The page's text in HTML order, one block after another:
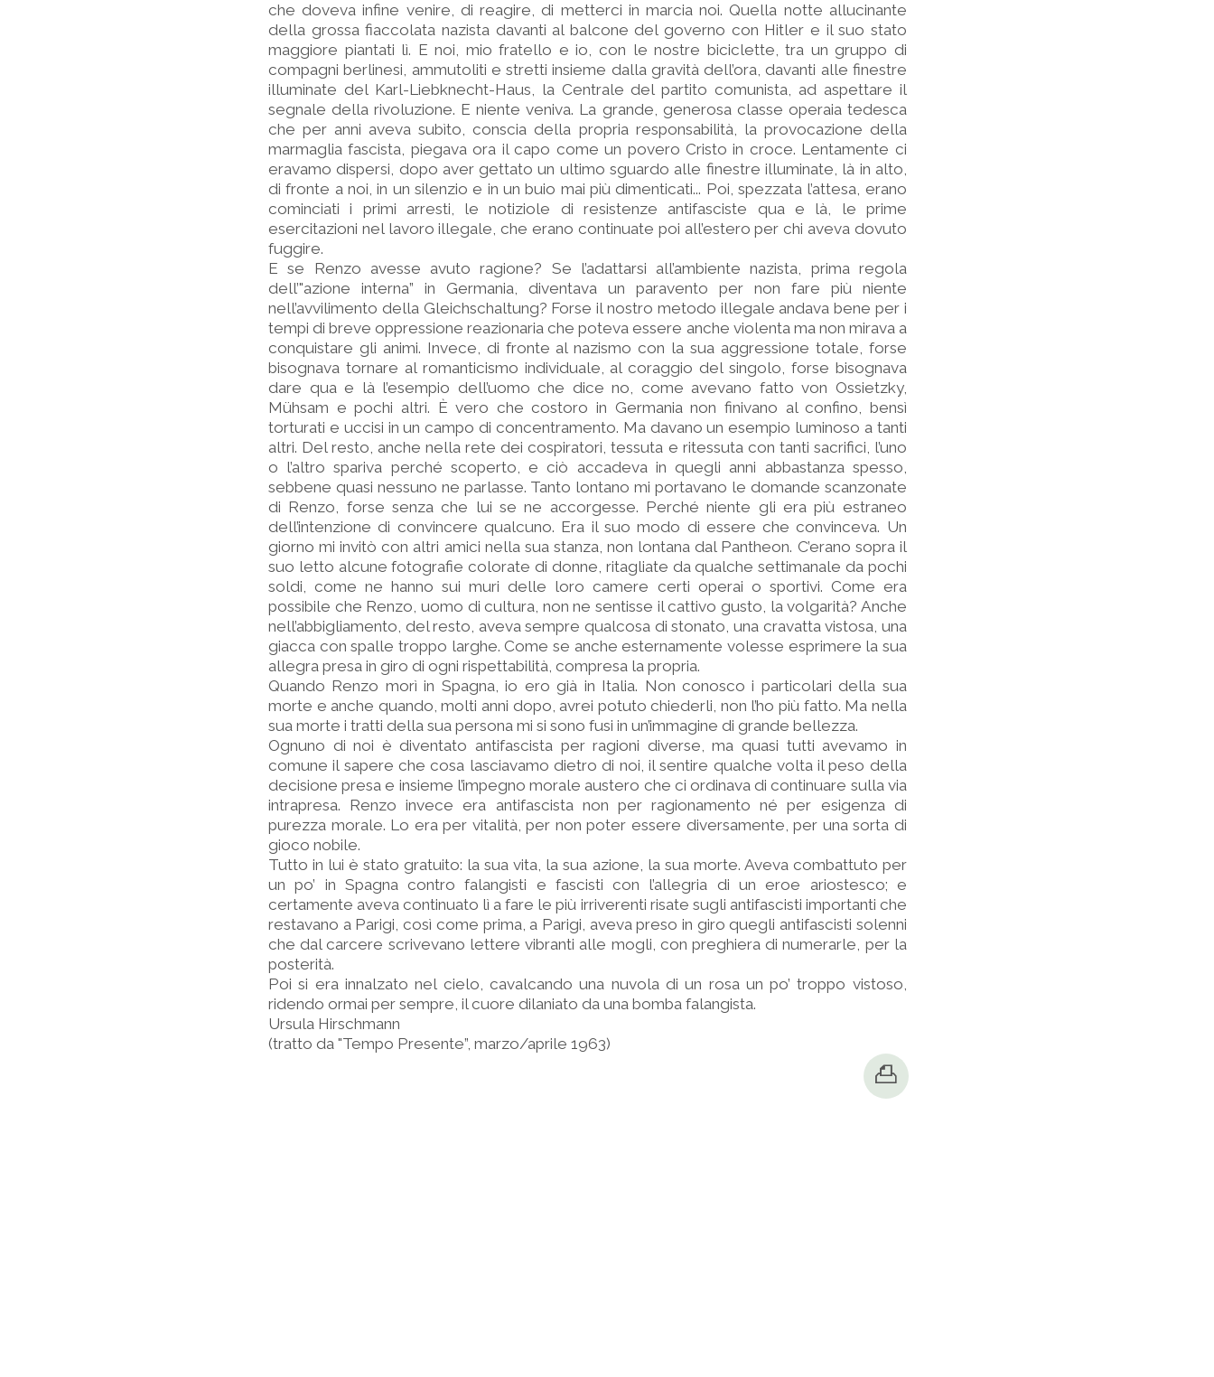
che doveva infine venire, di reagire, di metterci in marcia noi. Quella notte allucinante
della grossa fiaccolata nazista davanti al balcone del governo con Hitler e il suo stato
maggiore piantati lì. E noi, mio fratello e io, con le nostre biciclette, tra un gruppo di
compagni berlinesi, ammutoliti e stretti insieme dalla gravità dell’ora, davanti alle finestre
illuminate del Karl-Liebknecht-Haus, la Centrale del partito comunista, ad aspettare il
segnale della rivoluzione. E niente veniva. La grande, generosa classe operaia tedesca
che per anni aveva subìto, conscia della propria responsabilità, la provocazione della
marmaglia fascista, piegava ora il capo come un povero Cristo in croce. Lentamente ci
eravamo dispersi, dopo aver gettato un ultimo sguardo alle finestre illuminate, là in alto,
di fronte a noi, in un silenzio e in un buio mai più dimenticati... Poi, spezzata l’attesa, erano
cominciati i primi arresti, le notiziole di resistenze antifasciste qua e là, le prime
esercitazioni nel lavoro illegale, che erano continuate poi all’estero per chi aveva dovuto
fuggire.
E se Renzo avesse avuto ragione? Se l’adattarsi all’ambiente nazista, prima regola
dell’"azione interna” in Germania, diventava un paravento per non fare più niente
nell’avvilimento della Gleichschaltung? Forse il nostro metodo illegale andava bene per i
tempi di breve oppressione reazionaria che poteva essere anche violenta ma non mirava a
conquistare gli animi. Invece, di fronte al nazismo con la sua aggressione totale, forse
bisognava tornare al romanticismo individuale, al coraggio del singolo, forse bisognava
dare qua e là l’esempio dell’uomo che dice no, come avevano fatto von Ossietzky,
Mühsam e pochi altri. È vero che costoro in Germania non finivano al confino, bensì
torturati e uccisi in un campo di concentramento. Ma davano un esempio luminoso a tanti
altri. Del resto, anche nella rete dei cospiratori, tessuta e ritessuta con tanti sacrifici, l’uno
o l’altro spariva perché scoperto, e ciò accadeva in quegli anni abbastanza spesso,
sebbene quasi nessuno ne parlasse. Tanto lontano mi portavano le domande scanzonate
di Renzo, forse senza che lui se ne accorgesse. Perché niente gli era più estraneo
dell’intenzione di convincere qualcuno. Era il suo modo di essere che convinceva. Un
giorno mi invitò con altri amici nella sua stanza, non lontana dal Pantheon. C’erano sopra il
suo letto alcune fotografie colorate di donne, ritagliate da qualche settimanale da pochi
soldi, come ne hanno sui muri delle loro camere certi operai o sportivi. Come era
possibile che Renzo, uomo di cultura, non ne sentisse il cattivo gusto, la volgarità? Anche
nell’abbigliamento, del resto, aveva sempre qualcosa di stonato, una cravatta vistosa, una
giacca con spalle troppo larghe. Come se anche esternamente volesse esprimere la sua
allegra presa in giro di ogni rispettabilità, compresa la propria.
Quando Renzo morì in Spagna, io ero già in Italia. Non conosco i particolari della sua
morte e anche quando, molti anni dopo, avrei potuto chiederli, non l’ho più fatto. Ma nella
sua morte i tratti della sua persona mi si sono fusi in un’immagine di grande bellezza.
Ognuno di noi è diventato antifascista per ragioni diverse, ma quasi tutti avevamo in
comune il sapere che cosa lasciavamo dietro di noi, il sentire qualche volta il peso della
decisione presa e insieme l’impegno morale austero che ci ordinava di continuare sulla via
intrapresa. Renzo invece era antifascista non per ragionamento né per esigenza di
purezza morale. Lo era per vitalità, per non poter essere diversamente, per una sorta di
gioco nobile.
Tutto in lui è stato gratuito: la sua vita, la sua azione, la sua morte. Aveva combattuto per
un po’ in Spagna contro falangisti e fascisti con l’allegria di un eroe ariostesco; e
certamente aveva continuato lì a fare le più irriverenti risate sugli antifascisti importanti che
restavano a Parigi, così come prima, a Parigi, aveva preso in giro quegli antifascisti solenni
che dal carcere scrivevano lettere vibranti alle mogli, con preghiera di numerarle, per la
posterità.
Poi si era innalzato nel cielo, cavalcando una nuvola di un rosa un po’ troppo vistoso,
ridendo ormai per sempre, il cuore dilaniato da una bomba falangista.
Ursula Hirschmann
(tratto da "Tempo Presente”, marzo/aprile 1963)